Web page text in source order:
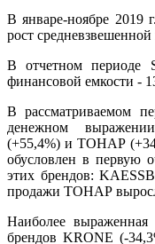
В январе-ноябре 2019
рост
В отчетном периоде
финансовой емкости -
В рассматриваемом
денежном
(+55,4%) и ТОНАР
обусловлен в первую
этих брендов:
продажи ТОНАР
Наиболее выраженная
брендов KRONE (-